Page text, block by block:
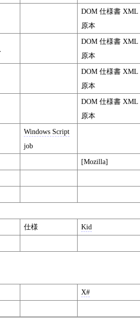
DOM 仕様書 XML
原本
DOM 仕様書 XML
原本
DOM 仕様書 XML
原本
DOM 仕様書 XML
原本
Windows Script
job
[Mozilla]
仕様 Kid
X#